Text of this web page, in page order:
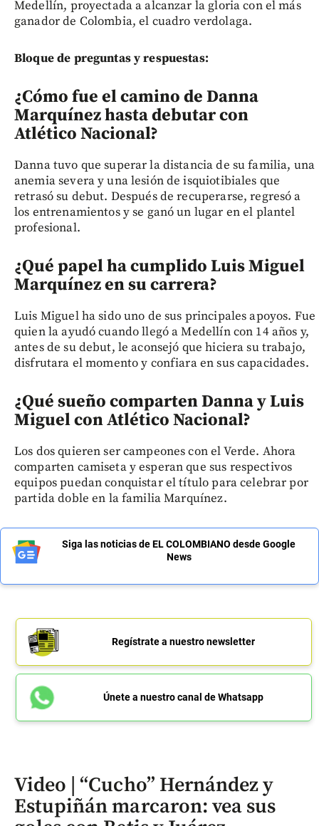
Medellín, proyectada a alcanzar la gloria con el más
ganador de Colombia, el cuadro verdolaga.
Bloque de preguntas y respuestas:
¿Cómo fue el camino de Danna
Marquínez hasta debutar con
Atlético Nacional?
Danna tuvo que superar la distancia de su familia, una
anemia severa y una lesión de isquiotibiales que
retrasó su debut. Después de recuperarse, regresó a
los entrenamientos y se ganó un lugar en el plantel
profesional.
¿Qué papel ha cumplido Luis Miguel
Marquínez en su carrera?
Luis Miguel ha sido uno de sus principales apoyos. Fue
quien la ayudó cuando llegó a Medellín con 14 años y,
antes de su debut, le aconsejó que hiciera su trabajo,
disfrutara el momento y confiara en sus capacidades.
¿Qué sueño comparten Danna y Luis
Miguel con Atlético Nacional?
Los dos quieren ser campeones con el Verde. Ahora
comparten camiseta y esperan que sus respectivos
equipos puedan conquistar el título para celebrar por
partida doble en la familia Marquínez.
Siga las noticias de EL COLOMBIANO desde Google
News
Regístrate a nuestro newsletter
Únete a nuestro canal de Whatsapp
Video | “Cucho” Hernández y
Estupiñán marcaron: vea sus